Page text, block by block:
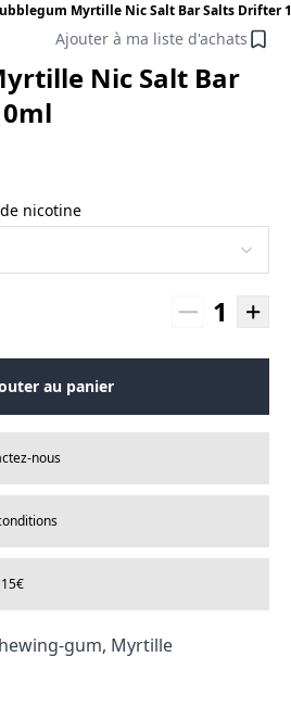
Myrtille Nic Salt Bar Salts Drifter
Ajouter à ma liste d'achats
Nic Salt Bar
nicotine
1
au panier
nous
gum, Myrtille